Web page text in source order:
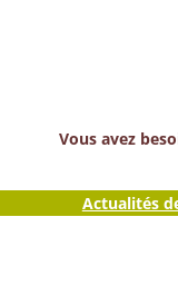
Vous avez
Actualités